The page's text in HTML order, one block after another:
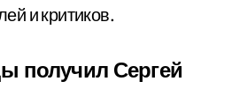
и критиков.
получил Сергей